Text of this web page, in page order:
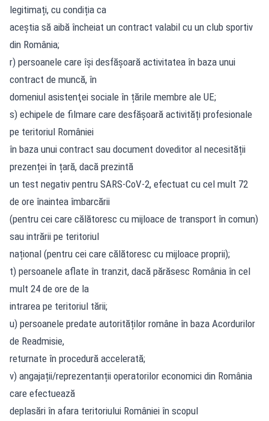
legitimați, cu condiția ca
aceștia să aibă încheiat un contract valabil cu un club sportiv
din România;
r) persoanele care îşi desfăşoară activitatea în baza unui
contract de muncă, în
domeniul asistenţei sociale în țările membre ale UE;
s) echipele de filmare care desfășoară activități profesionale
pe teritoriul României
în baza unui contract sau document doveditor al necesității
prezenței în țară, dacă prezintă
un test negativ pentru SARS-CoV-2, efectuat cu cel mult 72
de ore înaintea îmbarcării
(pentru cei care călătoresc cu mijloace de transport în comun)
sau intrării pe teritoriul
național (pentru cei care călătoresc cu mijloace proprii);
t) persoanele aflate în tranzit, dacă părăsesc România în cel
mult 24 de ore de la
intrarea pe teritoriul tării;
u) persoanele predate autorităților române în baza Acordurilor
de Readmisie,
returnate în procedură accelerată;
v) angajații/reprezentanții operatorilor economici din România
care efectuează
deplasări în afara teritoriului României în scopul